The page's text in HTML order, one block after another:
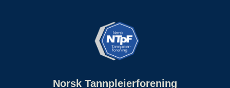
Norsk Tannpleierforening